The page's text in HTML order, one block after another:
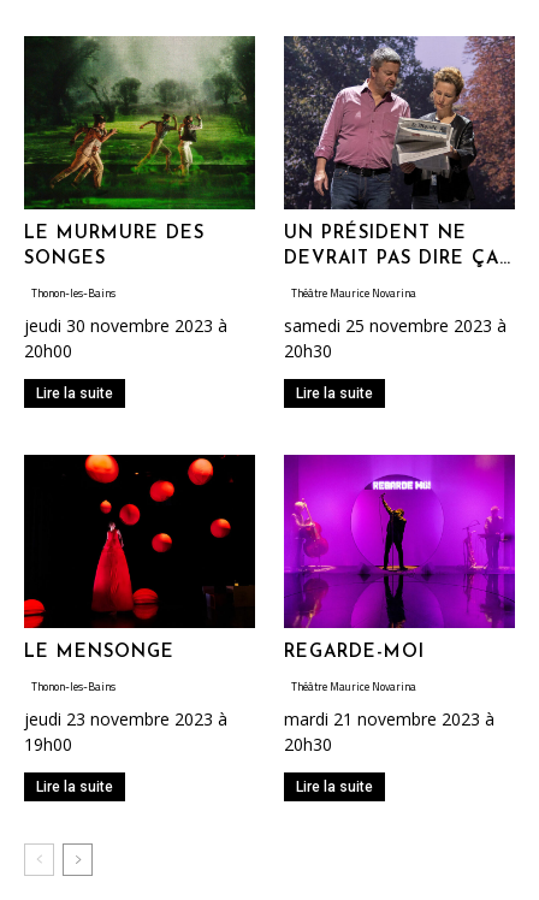
LE MURMURE DES
SONGES
Thonon-les-Bains
jeudi 30 novembre 2023 à
20h00
Lire la suite
UN PRÉSIDENT NE
DEVRAIT PAS DIRE ÇA…
Théâtre Maurice Novarina
samedi 25 novembre 2023 à
20h30
Lire la suite
LE MENSONGE
Thonon-les-Bains
jeudi 23 novembre 2023 à
19h00
Lire la suite
REGARDE-MOI
Théâtre Maurice Novarina
mardi 21 novembre 2023 à
20h30
Lire la suite